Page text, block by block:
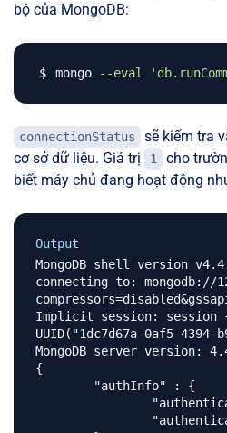
bộ của MongoDB:
mongo --eval
connectionStatus
sẽ kiểm tra
cơ sở dữ liệu. Giá trị
1 cho
biết máy chủ đang hoạt động
Output
MongoDB shell version
connecting to: mongodb://
Implicit session:
UUID("1dc7d67a-0af5-
MongoDB server version:
{